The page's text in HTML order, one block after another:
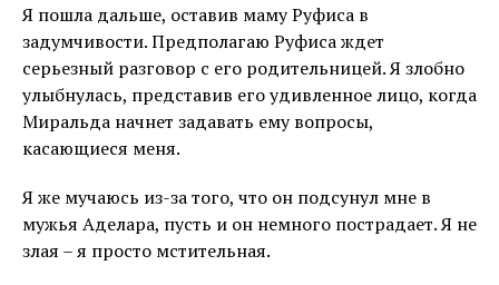
Я пошла дальше, оставив маму Руфиса в
задумчивости. Предполагаю Руфиса ждет
серьезный разговор с его родительницей. Я злобно
улыбнулась, представив его удивленное лицо, когда
Миральда начнет задавать ему вопросы,
касающиеся меня.
Я же мучаюсь из-за того, что он подсунул мне в
мужья Аделара, пусть и он немного пострадает. Я не
злая – я просто мстительная.